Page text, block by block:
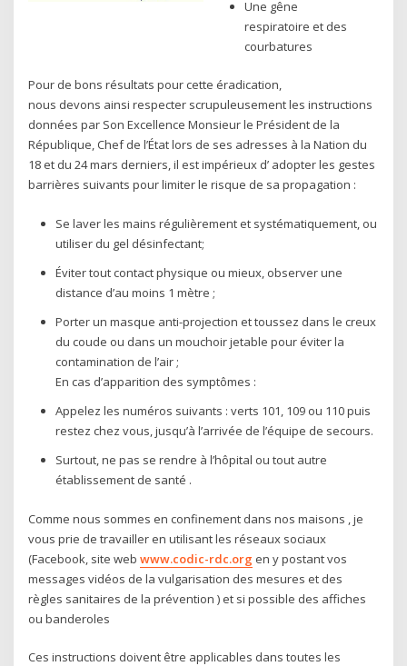
Une gêne
respiratoire et des
courbatures
Pour de bons résultats pour cette éradication,
nous devons ainsi respecter scrupuleusement les instructions
données par Son Excellence Monsieur le Président de la
République, Chef de l’État lors de ses adresses à la Nation du
18 et du 24 mars derniers, il est impérieux d’ adopter les gestes
barrières suivants pour limiter le risque de sa propagation :
Se laver les mains régulièrement et systématiquement, ou
utiliser du gel désinfectant;
Éviter tout contact physique ou mieux, observer une
distance d’au moins 1 mètre ;
Porter un masque anti-projection et toussez dans le creux
du coude ou dans un mouchoir jetable pour éviter la
contamination de l’air ;
En cas d’apparition des symptômes :
Appelez les numéros suivants : verts 101, 109 ou 110 puis
restez chez vous, jusqu’à l’arrivée de l’équipe de secours.
Surtout, ne pas se rendre à l’hôpital ou tout autre
établissement de santé .
Comme nous sommes en confinement dans nos maisons , je
vous prie de travailler en utilisant les réseaux sociaux
(Facebook, site webwww.codic-rdc.org en y postant vos
messages vidéos de la vulgarisation des mesures et des
règles sanitaires de la prévention ) et si possible des affiches
ou banderoles
Ces instructions doivent être applicables dans toutes les